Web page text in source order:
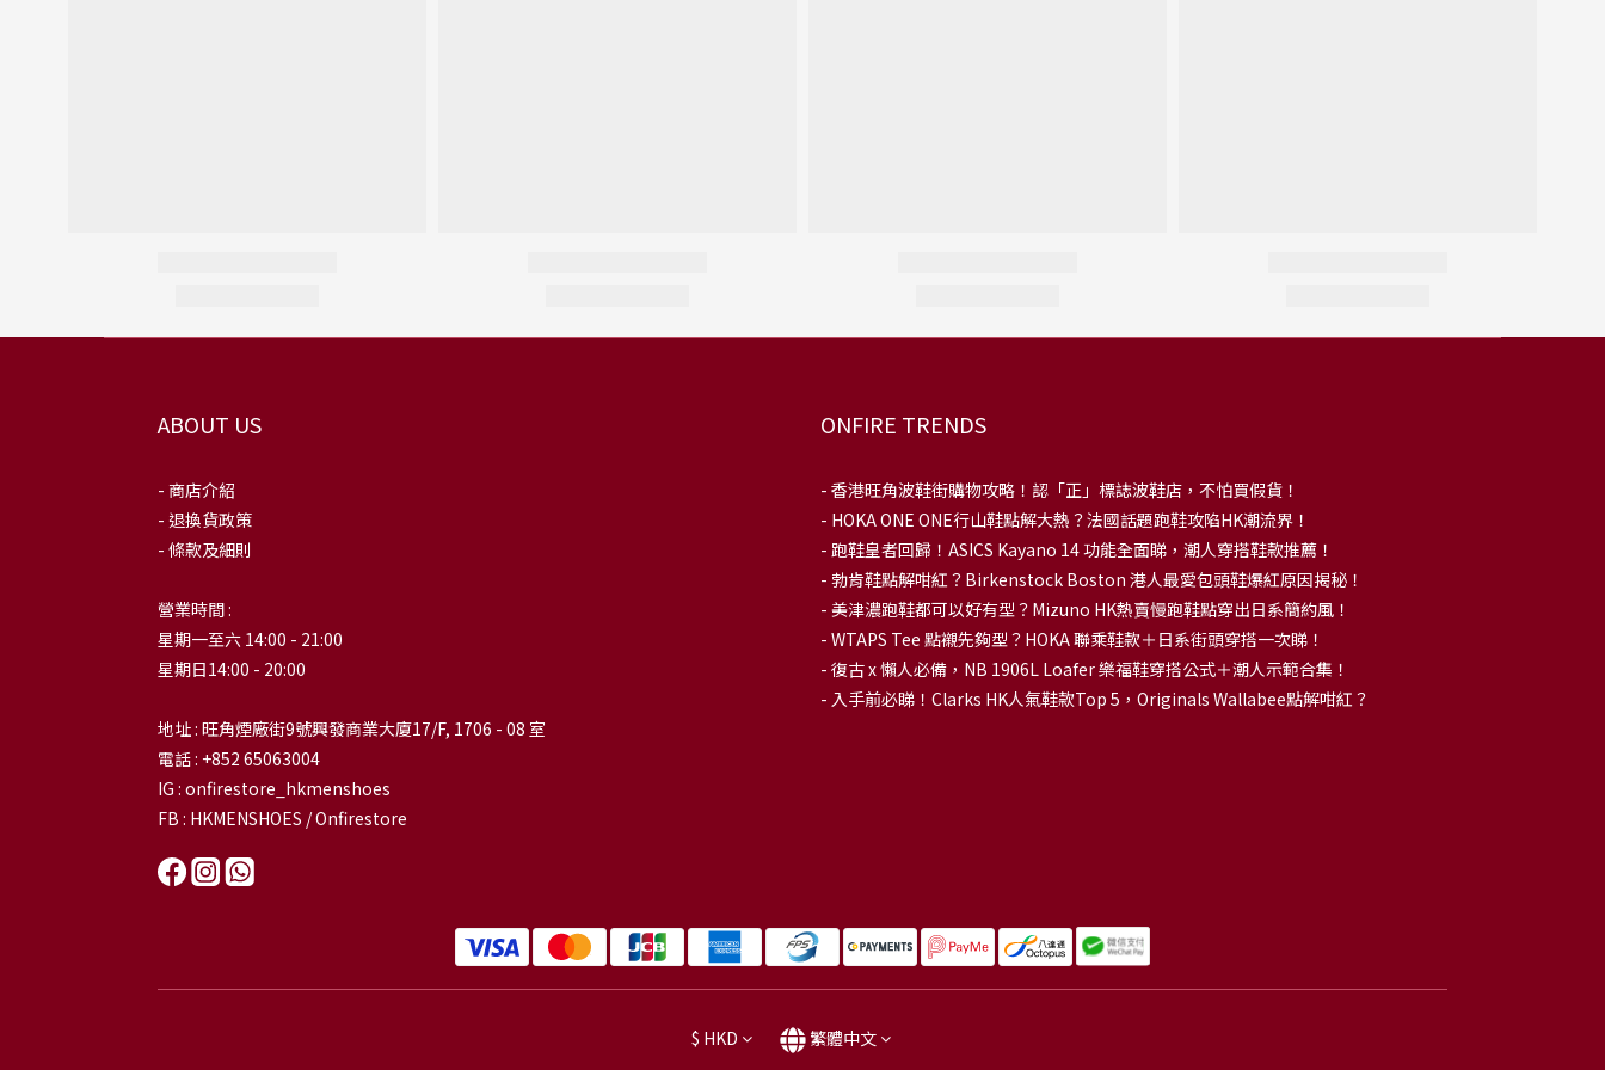
ABOUT US
- 商店介紹
- 退換貨政策
- 條款及細則
營業時間 :
星期一至六 14:00 - 21:00
星期日14:00 - 20:00
地址 : 旺角煙廠街9號興發商業大廈17/F, 1706 - 08 室
電話 : +852 65063004
IG : onfirestore_hkmenshoes
FB : HKMENSHOES / Onfirestore
ONFIRE TRENDS
- 香港旺角波鞋街購物攻略！認「正」標誌波鞋店，不怕買假貨！
- HOKA ONE ONE行山鞋點解大熱？法國話題跑鞋攻陷HK潮流界！
- 跑鞋皇者回歸！ASICS Kayano 14 功能全面睇，潮人穿搭鞋款推薦！
- 勃肯鞋點解咁紅？Birkenstock Boston 港人最愛包頭鞋爆紅原因揭秘！
- 美津濃跑鞋都可以好有型？Mizuno HK熱賣慢跑鞋點穿出日系簡約風！
- WTAPS Tee 點襯先夠型？HOKA 聯乘鞋款＋日系街頭穿搭一次睇！
- 復古 x 懶人必備，NB 1906L Loafer 樂福鞋穿搭公式＋潮人示範合集！
- 入手前必睇！Clarks HK人氣鞋款Top 5，Originals Wallabee點解咁紅？
$ HKD 繁體中文